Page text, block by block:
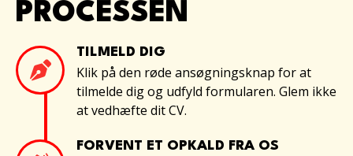
PROCESSEN
TILMELD DIG
Klik på den røde ansøgningsknap for at
tilmelde dig og udfyld formularen. Glem ikke
at vedhæfte dit CV.
FORVENT ET OPKALD FRA OS